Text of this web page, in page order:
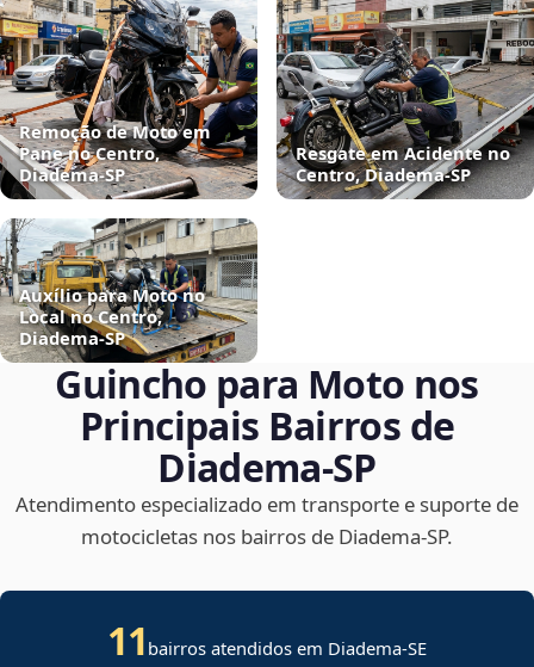
Remoção de Moto em
Pane no Centro,
Diadema‑SP
Resgate em Acidente no
Centro, Diadema‑SP
Auxílio para Moto no
Local no Centro,
Diadema‑SP
Guincho para Moto nos
Principais Bairros de
Diadema‑SP
Atendimento especializado em transporte e suporte de
motocicletas nos bairros de Diadema‑SP.
11 bairros atendidos em Diadema-SE